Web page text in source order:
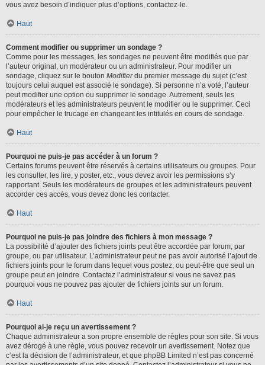
vous avez besoin d’indiquer plus d’options, contactez-le.
Haut
Comment modifier ou supprimer un sondage ?
Comme pour les messages, les sondages ne peuvent être modifiés que par
l’auteur original, un modérateur ou un administrateur. Pour modifier un
sondage, cliquez sur le bouton Modifierdu premier message du sujet (c’est
toujours celui auquel est associé le sondage). Si personne n’a voté, l’auteur
peut modifier une option ou supprimer le sondage. Autrement, seuls les
modérateurs et les administrateurs peuvent le modifier ou le supprimer. Ceci
pour empêcher le trucage en changeant les intitulés en cours de sondage.
Haut
Pourquoi ne puis-je pas accéder à un forum ?
Certains forums peuvent être réservés à certains utilisateurs ou groupes. Pour
les consulter, les lire, y poster, etc., vous devez avoir les permissions s’y
rapportant. Seuls les modérateurs de groupes et les administrateurs peuvent
accorder ces accès, vous devez donc les contacter.
Haut
Pourquoi ne puis-je pas joindre des fichiers à mon message ?
La possibilité d’ajouter des fichiers joints peut être accordée par forum, par
groupe, ou par utilisateur. L’administrateur peut ne pas avoir autorisé l’ajout de
fichiers joints pour le forum dans lequel vous postez, ou peut-être que seul un
groupe peut en joindre. Contactez l’administrateur si vous ne savez pas
pourquoi vous ne pouvez pas ajouter de fichiers joints sur un forum.
Haut
Pourquoi ai-je reçu un avertissement ?
Chaque administrateur a son propre ensemble de règles pour son site. Si vous
avez dérogé à une règle, vous pouvez recevoir un avertissement. Notez que
c’est la décision de l’administrateur, et que phpBB Limited n’est pas concerné